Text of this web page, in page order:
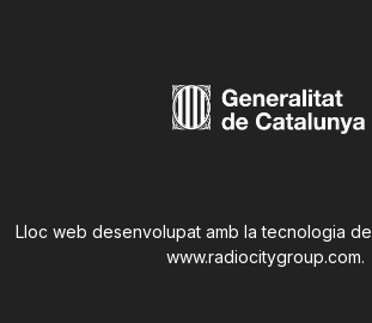
Lloc web desenvolupat amb la tecnologia de
www.radiocitygroup.com.